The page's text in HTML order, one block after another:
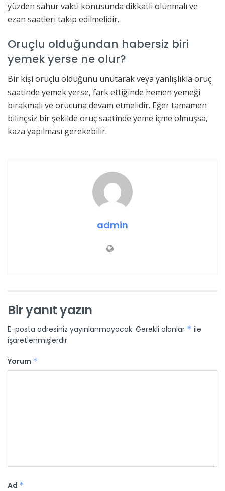
yüzden sahur vakti konusunda dikkatli olunmalı ve
ezan saatleri takip edilmelidir.
Oruçlu olduğundan habersiz biri
yemek yerse ne olur?
Bir kişi oruçlu olduğunu unutarak veya yanlışlıkla oruç
saatinde yemek yerse, fark ettiğinde hemen yemeği
bırakmalı ve orucuna devam etmelidir. Eğer tamamen
bilinçsiz bir şekilde oruç saatinde yeme içme olmuşsa,
kaza yapılması gerekebilir.
admin
Bir yanıt yazın
E-posta adresiniz yayınlanmayacak. Gerekli alanlar * ile
işaretlenmişlerdir
Yorum *
Ad *